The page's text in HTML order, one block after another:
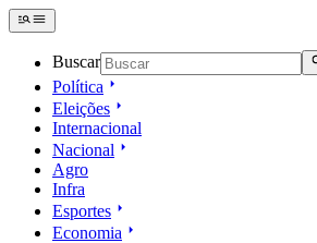
Buscar
Política
Eleições
Internacional
Nacional
Agro
Infra
Esportes
Economia